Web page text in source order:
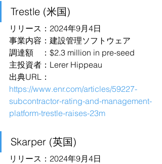
Trestle (米国)
リリース：2024年9月4日
事業内容：建設管理ソフトウェア
調達額　：$2.3 million in pre-seed
主投資者：Lerer Hippeau
出典URL：
https://www.enr.com/articles/59227-
subcontractor-rating-and-management-
platform-trestle-raises-23m
Skarper (英国)
リリース：2024年9月4日